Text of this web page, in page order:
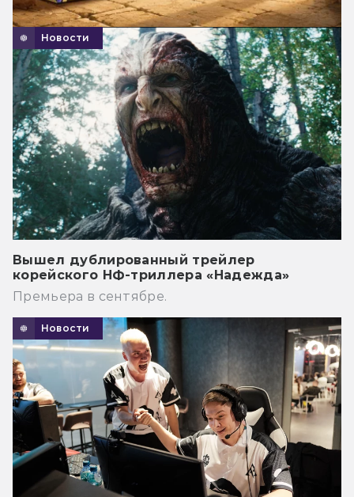
Новости
Вышел дублированный трейлер
корейского НФ-триллера «Надежда»
Премьера в сентябре.
Новости